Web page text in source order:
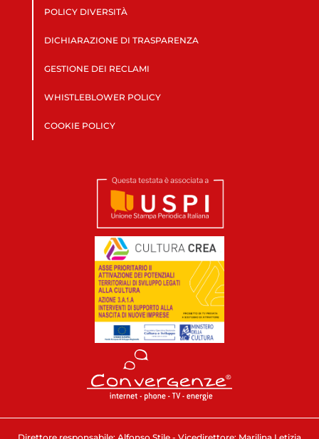
POLICY DIVERSITÀ
DICHIARAZIONE DI TRASPARENZA
GESTIONE DEI RECLAMI
WHISTLEBLOWER POLICY
COOKIE POLICY